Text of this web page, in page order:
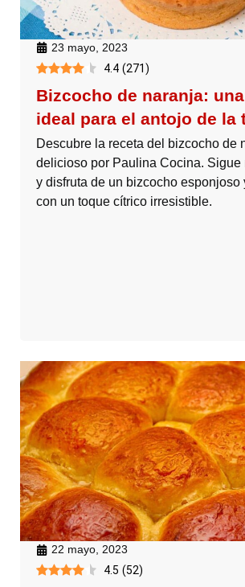
23 mayo, 2023
4.4 (271)
Bizcocho de naranja:
ideal para el antojo de la
Descubre la receta del bizcocho de
delicioso por Paulina Cocina. Sigue
y disfruta de un bizcocho esponjoso
con un toque cítrico irresistible.
22 mayo, 2023
4.5 (52)